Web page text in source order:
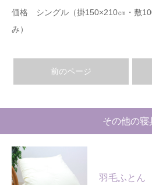
価格 シングル（掛150×210㎝・敷
み）
前のページ
その他の寝
羽毛ふとん